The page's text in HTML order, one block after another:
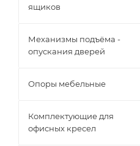
ящиков
Механизмы подъёма -
опускания дверей
Опоры мебельные
Комплектующие для
офисных кресел